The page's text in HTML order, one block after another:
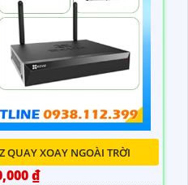
QUAY XOAY NGOÀI TRỜI
₫